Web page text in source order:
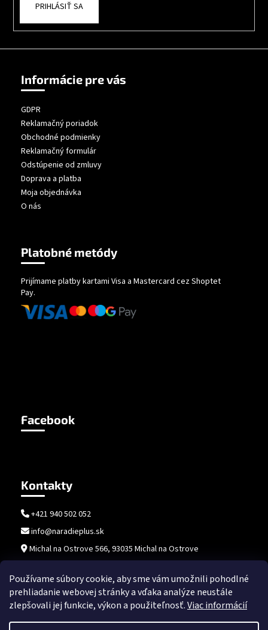
Používame súbory cookie, aby sme vám umožnili pohodlné
prehliadanie webovej stránky a vďaka analýze neustále
zlepšovali jej funkcie, výkon a použiteľnosť.Viac informácií
PRIHLÁSIŤ SA
Informácie pre vás
GDPR
Reklamačný poriadok
Obchodné podmienky
Reklamačný formulár
Odstúpenie od zmluvy
Doprava a platba
Moja objednávka
O nás
Platobné metódy
Prijímame platby kartami Visa a Mastercard cez Shoptet
Pay.
Facebook
Kontakty
+421 940 502 052
info@naradieplus.sk
Michal na Ostrove 566, 93035 Michal na Ostrove